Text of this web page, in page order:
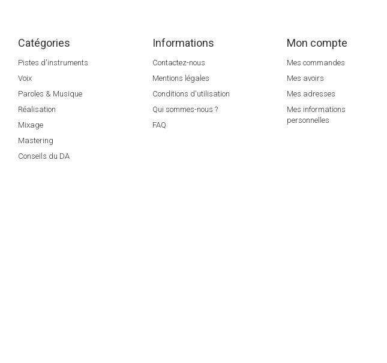
Catégories
Pistes d'instruments
Voix
Paroles & Musique
Réalisation
Mixage
Mastering
Conseils du DA
Informations
Contactez-nous
Mentions légales
Conditions d'utilisation
Qui sommes-nous ?
FAQ
Mon compte
Mes commandes
Mes avoirs
Mes adresses
Mes informations
personnelles